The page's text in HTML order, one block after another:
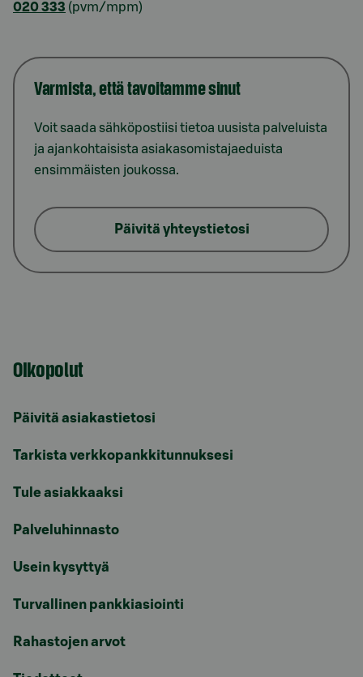
020 333 (pvm/mpm)
Varmista, että tavoitamme sinut
Voit saada sähköpostiisi tietoa uusista palveluista
ja ajankohtaisista asiakasomistajaeduista
ensimmäisten joukossa.
Päivitä yhteystietosi
Oikopolut
Päivitä asiakastietosi
Tarkista verkkopankkitunnuksesi
Tule asiakkaaksi
Palveluhinnasto
Usein kysyttyä
Turvallinen pankkiasiointi
Rahastojen arvot